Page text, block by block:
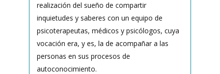
realización del sueño de compartir
inquietudes y saberes con un equipo de
psicoterapeutas, médicos y psicólogos, cuya
vocación era, y es, la de acompañar a las
personas en sus procesos de
autoconocimiento.